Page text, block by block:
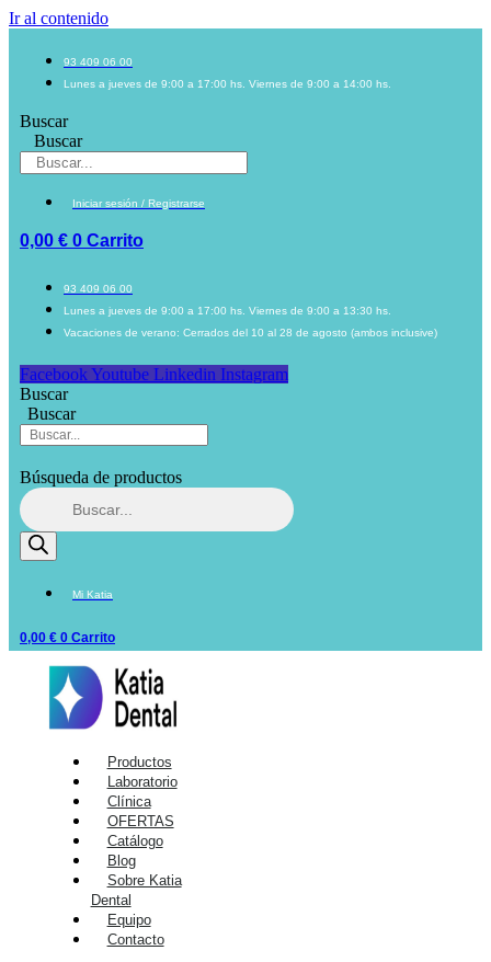
Ir al contenido
93 409 06 00
Lunes a jueves de 9:00 a 17:00 hs. Viernes de 9:00 a 14:00 hs.
Buscar
Buscar
Iniciar sesión / Registrarse
0,00 € 0 Carrito
93 409 06 00
Lunes a jueves de 9:00 a 17:00 hs. Viernes de 9:00 a 13:30 hs.
Vacaciones de verano: Cerrados del 10 al 28 de agosto (ambos inclusive)
Facebook Youtube Linkedin Instagram
Buscar
Buscar
Búsqueda de productos
Mi Katia
0,00 € 0 Carrito
Productos
Laboratorio
Clínica
OFERTAS
Catálogo
Blog
Sobre Katia
Dental
Equipo
Contacto